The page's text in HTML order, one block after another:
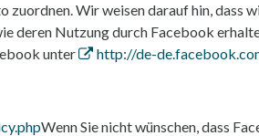
zuordnen. Wir weisen darauf hin, dass
deren Nutzung durch Facebook
unter
http://de-
Wenn Sie nicht wünschen, dass